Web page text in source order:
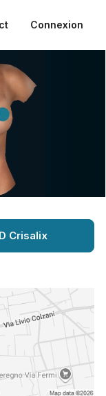
Connexion
Crisalix